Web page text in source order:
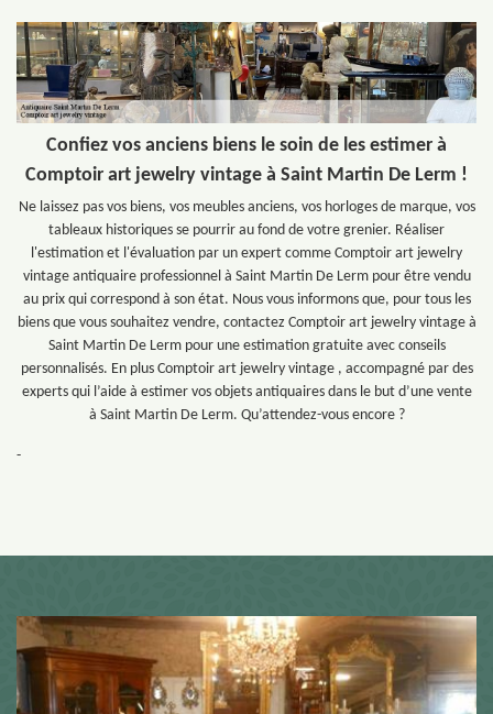
Confiez vos anciens biens le soin de les estimer à
Comptoir art jewelry vintage à Saint Martin De Lerm !
Ne laissez pas vos biens, vos meubles anciens, vos horloges de marque, vos
tableaux historiques se pourrir au fond de votre grenier. Réaliser
l'estimation et l'évaluation par un expert comme Comptoir art jewelry
vintage antiquaire professionnel à Saint Martin De Lerm pour être vendu
au prix qui correspond à son état. Nous vous informons que, pour tous les
biens que vous souhaitez vendre, contactez Comptoir art jewelry vintage à
Saint Martin De Lerm pour une estimation gratuite avec conseils
personnalisés. En plus Comptoir art jewelry vintage , accompagné par des
experts qui l’aide à estimer vos objets antiquaires dans le but d’une vente
à Saint Martin De Lerm. Qu’attendez-vous encore ?
-